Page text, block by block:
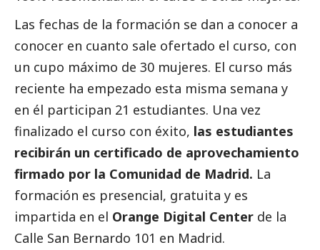
Las fechas de la formación se dan a conocer a
conocer en cuanto sale ofertado el curso, con
un cupo máximo de 30 mujeres. El curso más
reciente ha empezado esta misma semana y
en él participan 21 estudiantes. Una vez
finalizado el curso con éxito, las estudiantes
recibirán un certificado de aprovechamiento
firmado por la Comunidad de Madrid. La
formación es presencial, gratuita y es
impartida en el Orange Digital Center de la
Calle San Bernardo 101 en Madrid.